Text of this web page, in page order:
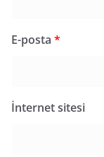
E-posta *
İnternet sitesi